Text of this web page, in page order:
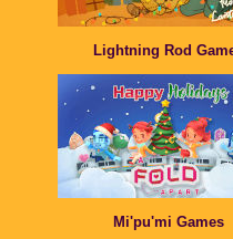
Lightning Rod
Mi'pu'mi Games